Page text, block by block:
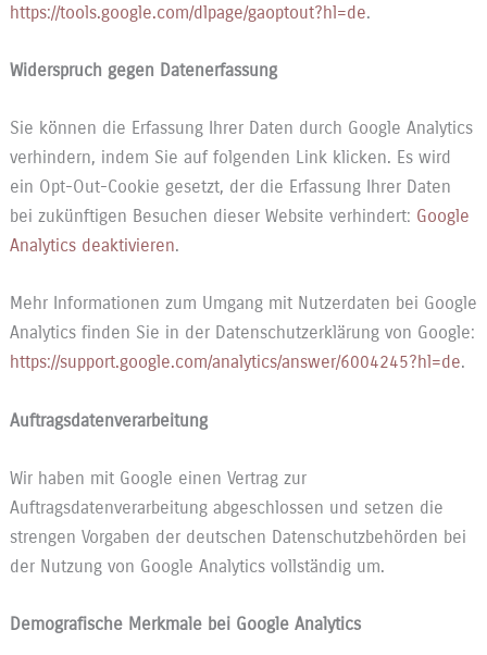
https://tools.google.com/dlpage/gaoptout?hl=de.
Widerspruch gegen Datenerfassung
Sie können die Erfassung Ihrer Daten durch Google Analytics
verhindern, indem Sie auf folgenden Link klicken. Es wird
ein Opt-Out-Cookie gesetzt, der die Erfassung Ihrer Daten
bei zukünftigen Besuchen dieser Website verhindert: Google
Analytics deaktivieren.
Mehr Informationen zum Umgang mit Nutzerdaten bei Google
Analytics finden Sie in der Datenschutzerklärung von Google:
https://support.google.com/analytics/answer/6004245?hl=de.
Auftragsdatenverarbeitung
Wir haben mit Google einen Vertrag zur
Auftragsdatenverarbeitung abgeschlossen und setzen die
strengen Vorgaben der deutschen Datenschutzbehörden bei
der Nutzung von Google Analytics vollständig um.
Demografische Merkmale bei Google Analytics